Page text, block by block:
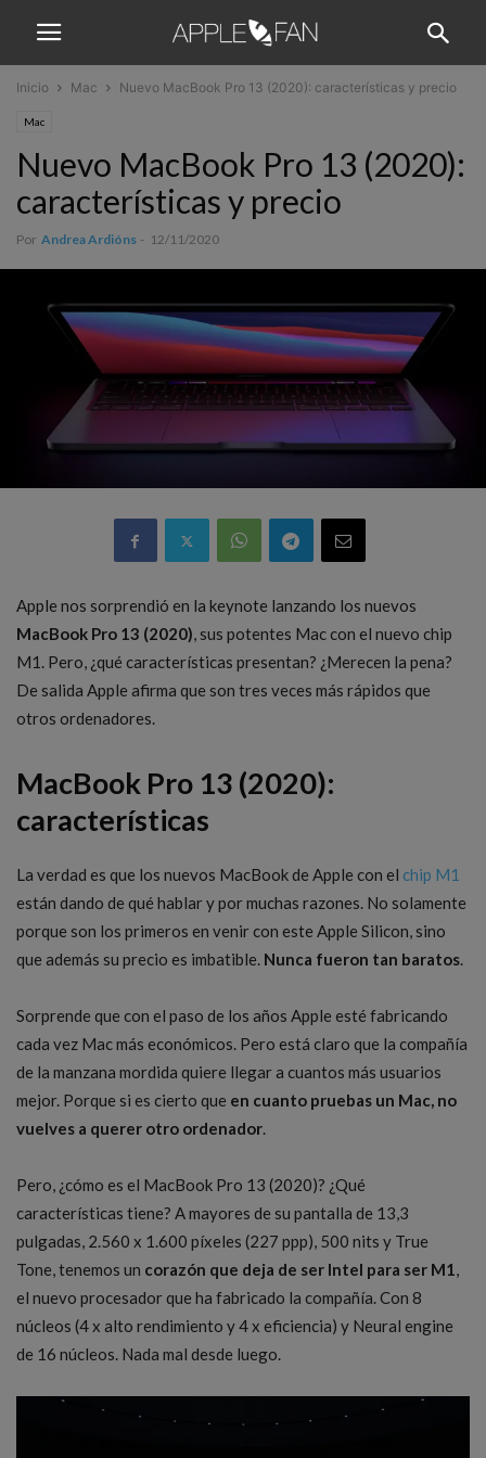
Inicio Mac Nuevo MacBook Pro 13 (2020): características y precio
Mac
Nuevo MacBook Pro 13 (2020):
características y precio
Por Andrea Ardións - 12/11/2020
Apple nos sorprendió en la keynote lanzando los nuevos
MacBook Pro 13 (2020), sus potentes Mac con el nuevo chip
M1. Pero, ¿qué características presentan? ¿Merecen la pena?
De salida Apple afirma que son tres veces más rápidos que
otros ordenadores.
MacBook Pro 13 (2020):
características
La verdad es que los nuevos MacBook de Apple con el chip M1
están dando de qué hablar y por muchas razones. No solamente
porque son los primeros en venir con este Apple Silicon, sino
que además su precio es imbatible. Nunca fueron tan baratos.
Sorprende que con el paso de los años Apple esté fabricando
cada vez Mac más económicos. Pero está claro que la compañía
de la manzana mordida quiere llegar a cuantos más usuarios
mejor. Porque si es cierto que en cuanto pruebas un Mac, no
vuelves a querer otro ordenador.
Pero, ¿cómo es el MacBook Pro 13 (2020)? ¿Qué
características tiene? A mayores de su pantalla de 13,3
pulgadas, 2.560 x 1.600 píxeles (227 ppp), 500 nits y True
Tone, tenemos un corazón que deja de ser Intel para ser M1,
el nuevo procesador que ha fabricado la compañía. Con 8
núcleos (4 x alto rendimiento y 4 x eficiencia) y Neural engine
de 16 núcleos. Nada mal desde luego.